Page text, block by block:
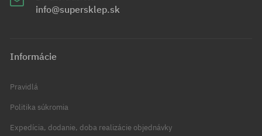
info@supersklep.sk
Informácie
Pravidlá
Politika súkromia
Expedícia, dodanie, doba realizácie objednávky